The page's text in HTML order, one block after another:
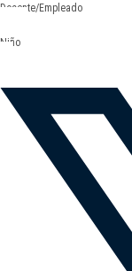
Docente/Empleado
Niño